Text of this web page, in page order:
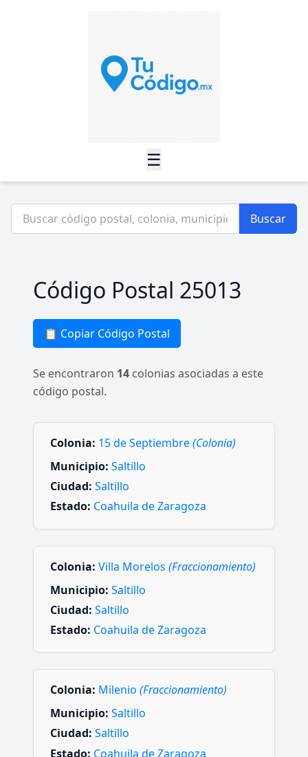
☰
Buscar
Código Postal 25013
📋 Copiar Código Postal
Se encontraron 14 colonias asociadas a este
código postal.
Colonia: 15 de Septiembre(Colonia)
Municipio: Saltillo
Ciudad: Saltillo
Estado: Coahuila de Zaragoza
Colonia: Villa Morelos (Fraccionamiento)
Municipio: Saltillo
Ciudad: Saltillo
Estado: Coahuila de Zaragoza
Colonia: Milenio (Fraccionamiento)
Municipio: Saltillo
Ciudad: Saltillo
Estado: Coahuila de Zaragoza